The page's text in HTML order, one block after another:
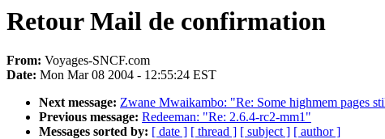
Retour Mail de confirmation
From: Voyages-SNCF.com
Date: Mon Mar 08 2004 - 12:55:24 EST
Next message: Zwane Mwaikambo: "Re: Some highmem pages
Previous message: Redeeman: "Re: 2.6.4-rc2-mm1"
Messages sorted by: [ date ] [ thread ] [ subject ] [ author ]